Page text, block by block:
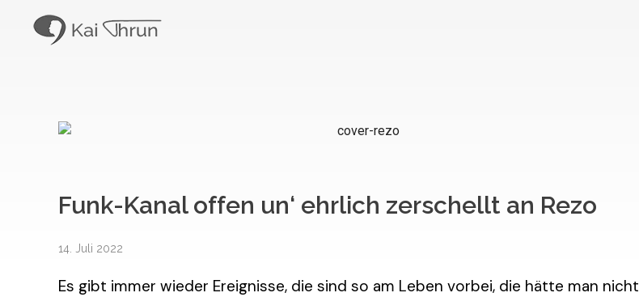
Funk-Kanal offen un‘ ehrlich zerschellt an Rezo
14. Juli 2022
Es gibt immer wieder Ereignisse, die sind so am Leben vorbei, die hätte man nicht